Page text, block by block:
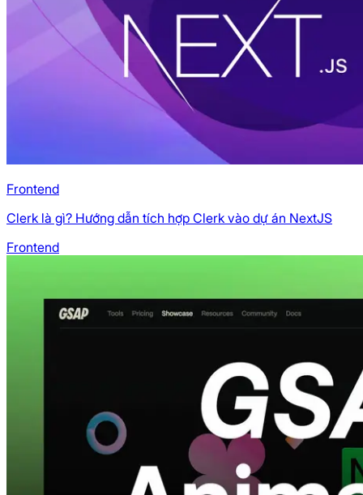
Frontend
Clerk là gì? Hướng dẫn tích hợp Clerk vào dự án NextJS
Frontend